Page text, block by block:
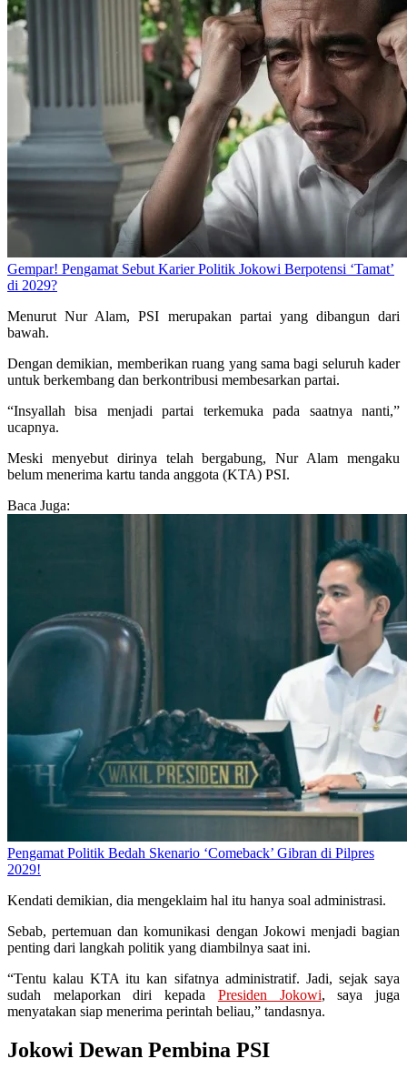
Gempar! Pengamat Sebut Karier Politik Jokowi Berpotensi ‘Tamat’
di 2029?
Menurut Nur Alam, PSI merupakan partai yang dibangun dari
bawah.
Dengan demikian, memberikan ruang yang sama bagi seluruh kader
untuk berkembang dan berkontribusi membesarkan partai.
“Insyallah bisa menjadi partai terkemuka pada saatnya nanti,”
ucapnya.
Meski menyebut dirinya telah bergabung, Nur Alam mengaku
belum menerima kartu tanda anggota (KTA) PSI.
Baca Juga:
Pengamat Politik Bedah Skenario ‘Comeback’ Gibran di Pilpres
2029!
Kendati demikian, dia mengeklaim hal itu hanya soal administrasi.
Sebab, pertemuan dan komunikasi dengan Jokowi menjadi bagian
penting dari langkah politik yang diambilnya saat ini.
“Tentu kalau KTA itu kan sifatnya administratif. Jadi, sejak saya
sudah melaporkan diri kepada Presiden Jokowi, saya juga
menyatakan siap menerima perintah beliau,” tandasnya.
Jokowi Dewan Pembina PSI